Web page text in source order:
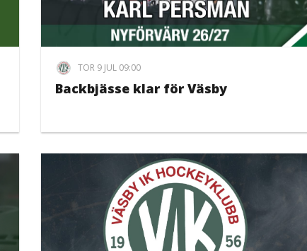
TOR 9 JUL 09:00
Backbjässe klar för Väsby